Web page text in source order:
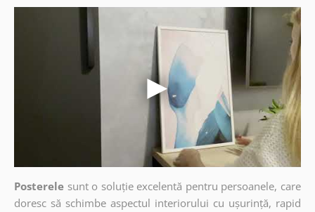
Posterele sunt o soluție excelentă pentru persoanele, care
doresc să schimbe aspectul interiorului cu ușurință, rapid